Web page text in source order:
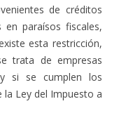
de créditos
en paraísos fiscales,
esta restricción,
trata de empresas
si se cumplen los
la Ley del Impuesto a